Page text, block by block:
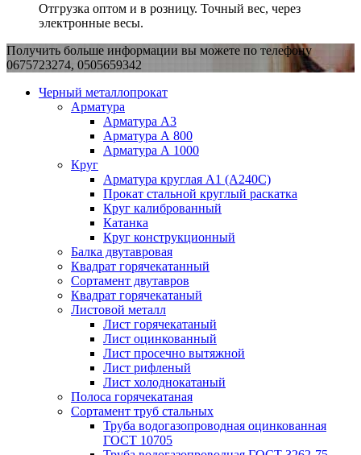
Отгрузка оптом и в розницу. Точный вес, через
электронные весы.
Получить больше информации вы можете по телефону
0675723274, 0505659342
Черный металлопрокат
Арматура
Арматура А3
Арматура А 800
Арматура А 1000
Круг
Арматура круглая А1 (А240C)
Прокат стальной круглый раскатка
Круг калиброванный
Катанка
Круг конструкционный
Балка двутавровая
Квадрат горячекатанный
Сортамент двутавров
Квадрат горячекатаный
Листовой металл
Лист горячекатаный
Лист оцинкованный
Лист просечно вытяжной
Лист рифленый
Лист холоднокатаный
Полоса горячекатаная
Сортамент труб стальных
Труба водогазопроводная оцинкованная
ГОСТ 10705